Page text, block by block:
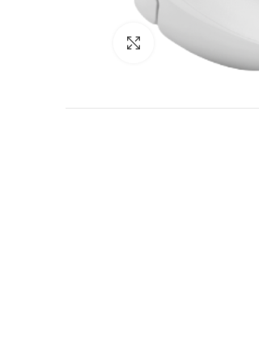
Click to enlarge